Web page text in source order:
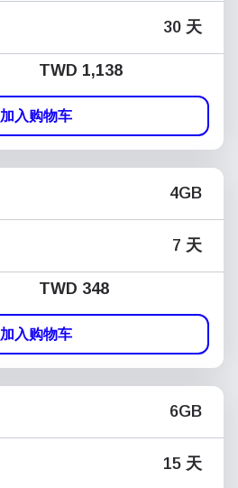
30 天
TWD 1,138
加入购物车
4GB
7 天
TWD 348
加入购物车
6GB
15 天